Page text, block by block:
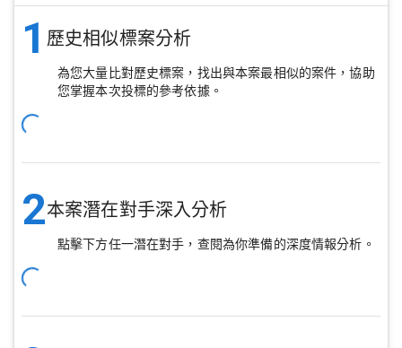
1 歷史相似標案分析
為您大量比對歷史標案，找出與本案最相似的案件，協助
您掌握本次投標的參考依據。
2本案潛在對手深入分析
點擊下方任一潛在對手，查閱為你準備的深度情報分析。